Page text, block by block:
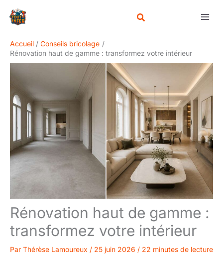
Accueil
Conseils bricolage
Rénovation haut de gamme : transformez votre intérieur
Rénovation haut de gamme :
transformez votre intérieur
Par Thérèse Lamoureux / 25 juin 2026 / 22 minutes de lecture